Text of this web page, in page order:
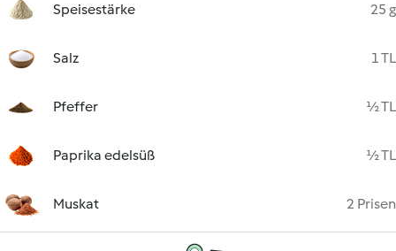
Speisestärke 25 g
Salz 1 TL
Pfeffer ½ TL
Paprika edelsüß ½ TL
Muskat 2 Prisen